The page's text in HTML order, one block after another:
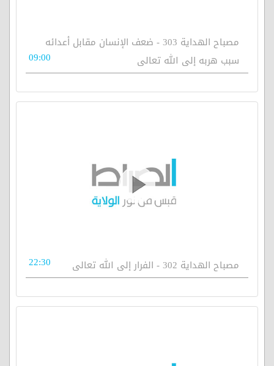
مصباح الهداية 303 - ضعف الإنسان مقابل أعدائه
سبب هربه إلى الله تعالى
09:00
مصباح الهداية 302 - الفرار إلى الله تعالى 22:30